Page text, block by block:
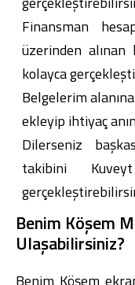
Finansman
üzerinden
kolayca
Belgelerim
ekleyip ihtiyaç
Dilerseniz
takibini
Benim Köşem
Ulaşabilirsiniz?